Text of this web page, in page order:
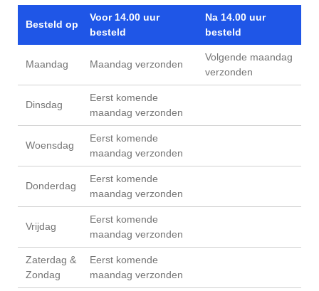
Besteld op
Voor 14.00 uur
besteld
Na 14.00 uur
besteld
Maandag Maandag verzonden
Volgende maandag
verzonden
Dinsdag
Eerst komende
maandag verzonden
Woensdag
Eerst komende
maandag verzonden
Donderdag
Eerst komende
maandag verzonden
Vrijdag
Eerst komende
maandag verzonden
Zaterdag &
Zondag
Eerst komende
maandag verzonden